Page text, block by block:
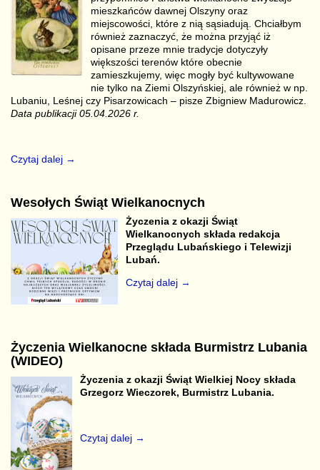
mieszkańców dawnej Olszyny oraz
miejscowości, które z nią sąsiadują. Chciałbym
również zaznaczyć, że można przyjąć iż
opisane przeze mnie tradycje dotyczyły
większości terenów które obecnie
zamieszkujemy, więc mogły być kultywowane
nie tylko na Ziemi Olszyńskiej, ale również w np.
Lubaniu, Leśnej czy Pisarzowicach – pisze Zbigniew Madurowicz.
Data publikacji 05.04.2026 r.
Czytaj dalej →
Wesołych Świąt Wielkanocnych
Życzenia z okazji Świąt
Wielkanocnych składa redakcja
Przeglądu Lubańskiego i Telewizji
Lubań.
Czytaj dalej →
Życzenia Wielkanocne składa Burmistrz Lubania
(WIDEO)
Życzenia z okazji Świąt Wielkiej Nocy składa
Grzegorz Wieczorek, Burmistrz Lubania.
Czytaj dalej →